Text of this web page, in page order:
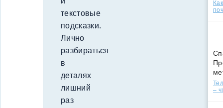
текстовые
подсказки.
Лично
разбираться
в
деталях
лишний
раз
–